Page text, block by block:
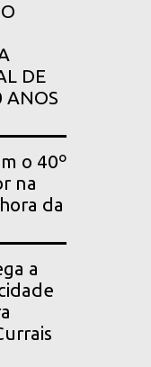
DE
ANOS
o 40º
na
da
a